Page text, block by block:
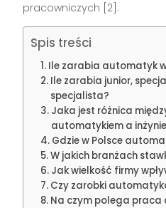
pracowniczych [2].
Spis treści
Ile zarabia automatyk
Ile zarabia junior,
specjalista?
Jaka jest różnica
automatykiem a
Gdzie w Polsce
W jakich branżach
Jak wielkość firmy
Czy zarobki
Na czym polega